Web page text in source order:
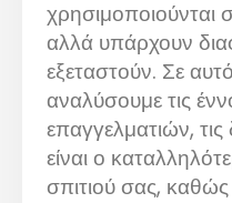
χρησιμοποιούνται
αλλά υπάρχουν
εξεταστούν. Σε
αναλύσουμε τις
επαγγελματιών,
είναι ο
σπιτιού σας,